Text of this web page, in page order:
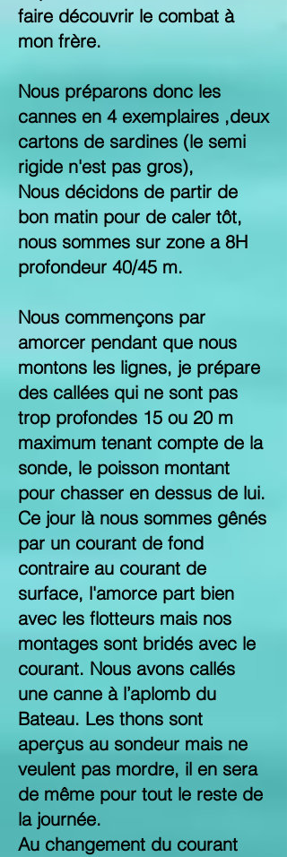
faire découvrir le combat à
mon frère.
Nous préparons donc les
cannes en 4 exemplaires ,deux
cartons de sardines (le semi
rigide n'est pas gros),
Nous décidons de partir de
bon matin pour de caler tôt,
nous sommes sur zone a 8H
profondeur 40/45 m.
Nous commençons par
amorcer pendant que nous
montons les lignes, je prépare
des callées qui ne sont pas
trop profondes 15 ou 20 m
maximum tenant compte de la
sonde, le poisson montant
pour chasser en dessus de lui.
Ce jour là nous sommes gênés
par un courant de fond
contraire au courant de
surface, l'amorce part bien
avec les flotteurs mais nos
montages sont bridés avec le
courant. Nous avons callés
une canne à l’aplomb du
Bateau. Les thons sont
aperçus au sondeur mais ne
veulent pas mordre, il en sera
de même pour tout le reste de
la journée.
Au changement du courant